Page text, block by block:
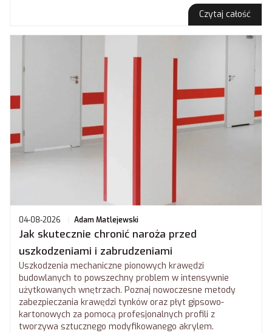
Czytaj całość
04-08-2026 Adam Matlejewski
Jak skutecznie chronić naroża przed
uszkodzeniami i zabrudzeniami
Uszkodzenia mechaniczne pionowych krawędzi
budowlanych to powszechny problem w intensywnie
użytkowanych wnętrzach. Poznaj nowoczesne metody
zabezpieczania krawędzi tynków oraz płyt gipsowo-
kartonowych za pomocą profesjonalnych profili z
tworzywa sztucznego modyfikowanego akrylem.